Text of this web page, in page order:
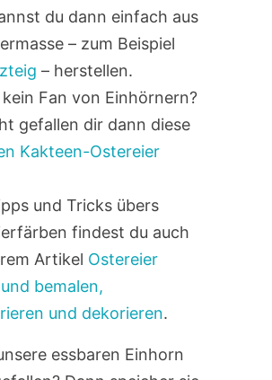
du dann einfach aus
– zum Beispiel
– herstellen.
Fan von Einhörnern?
gefallen dir dann diese
Kakteen-Ostereier
und Tricks übers
findest du auch
Artikel Ostereier
bemalen,
und dekorieren.
essbaren Einhorn